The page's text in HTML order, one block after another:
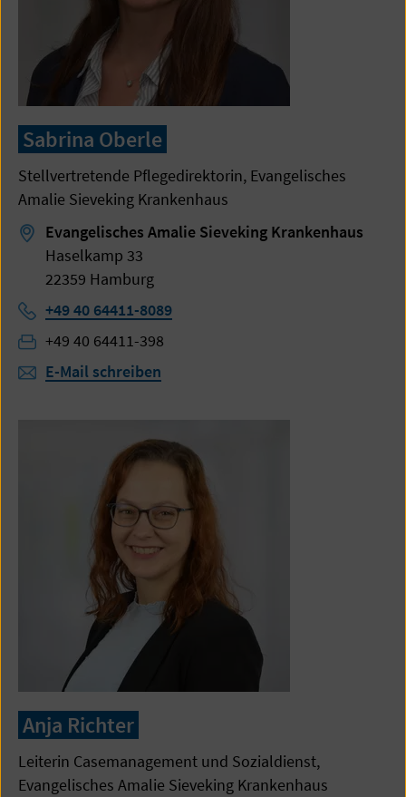
Sabrina Oberle
Stellvertretende Pflegedirektorin, Evangelisches
Amalie Sieveking Krankenhaus
Evangelisches Amalie Sieveking Krankenhaus
Haselkamp 33
22359 Hamburg
Telefon:
+49 40 64411-8089
Fax:
+49 40 64411-398
E-Mail schreiben
Anja Richter
Leiterin Casemanagement und Sozialdienst,
Evangelisches Amalie Sieveking Krankenhaus